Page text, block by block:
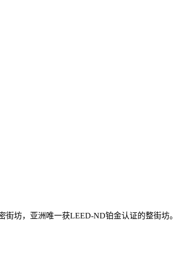
坊，亚洲唯一获LEED-ND铂金认证的整街坊。